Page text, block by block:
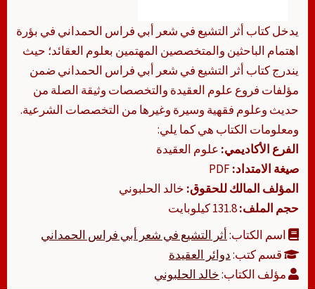
يدخل كتاب أثر التشيع في شعر أبي فراس الحمداني في بؤرة
اهتمام الباحثين والمتخصصين المهتمين بعلوم العقائد؛ حيث
يندرج كتاب أثر التشيع في شعر أبي فراس الحمداني ضمن
مؤلفات فروع علوم العقيدة والتخصصات وثيقة الصلة من
حديث وعلوم فقهية وسيرة وغيرها من التخصصات الشرعية.
ومعلومات الكتاب هي كما يلي:
الفرع الأكاديمي: علوم العقيدة
صيغة الامتداد:
المؤلف المالك للحقوق: خالد الحلبوني
حجم الملف:
اسم الكتاب:أثر التشيع في شعر أبي فراس الحمداني
قسم كتب:دوائر العقيدة
مؤلف الكتاب:خالد الحلبوني